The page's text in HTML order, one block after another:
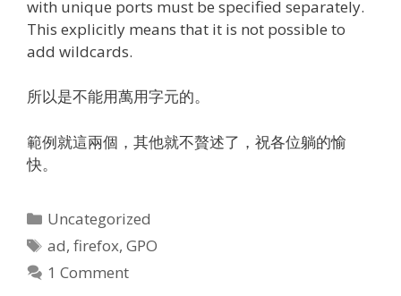
with unique ports must be specified separately.
This explicitly means that it is not possible to
add wildcards.
所以是不能用萬用字元的。
範例就這兩個，其他就不贅述了，祝各位躺的愉
快。
Categories
Uncategorized
Tags
ad,firefox,GPO
1 Comment